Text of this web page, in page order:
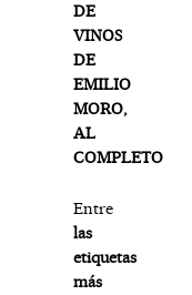
DE
VINOS
DE
EMILIO
MORO,
AL
COMPLETO
Entre
las
etiquetas
más